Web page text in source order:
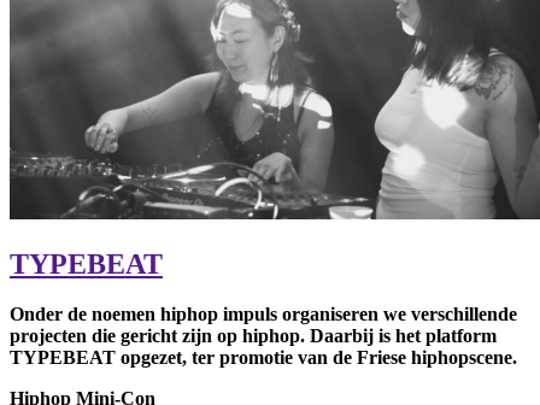
TYPEBEAT
Onder de noemen hiphop impuls organiseren we verschillende
projecten die gericht zijn op hiphop. Daarbij is het platform
TYPEBEAT opgezet, ter promotie van de Friese hiphopscene.
Hiphop Mini-Con